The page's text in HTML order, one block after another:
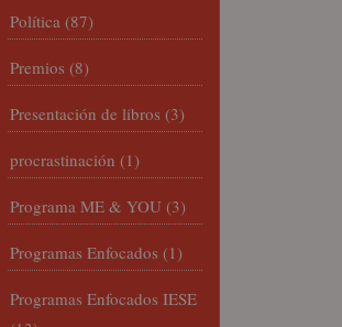
Política (87)
Premios (8)
Presentación de libros (3)
procrastinación (1)
Programa ME & YOU (3)
Programas Enfocados (1)
Programas Enfocados IESE